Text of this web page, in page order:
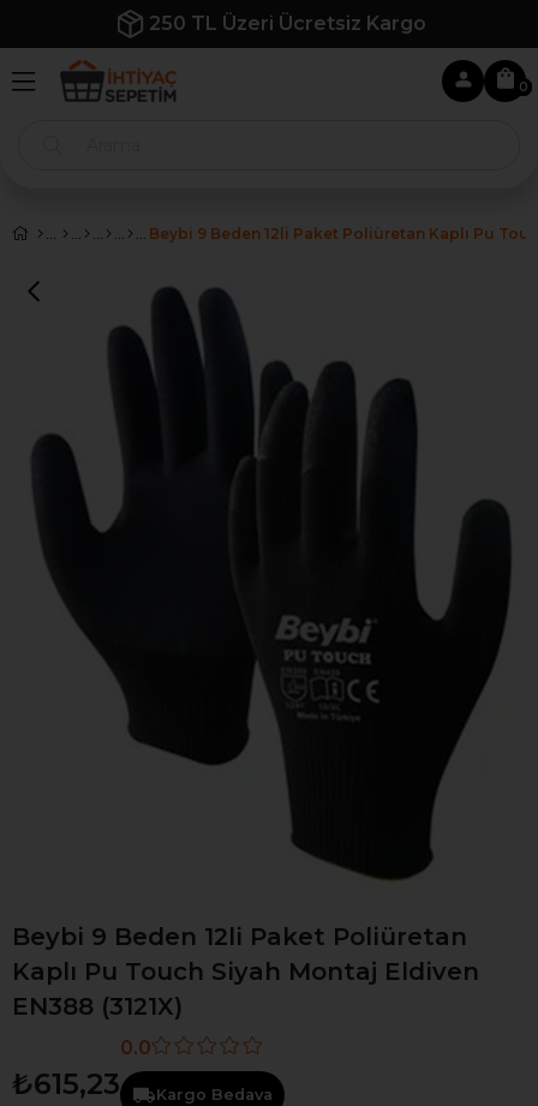
İlk Siparişe Özel %10 İndirim
0
Beybi 9 Beden 12li Paket Poliüretan
Kaplı Pu Touch Siyah Montaj Eldiven
EN388 (3121X)
₺615,23
0.0
Kargo Bedava